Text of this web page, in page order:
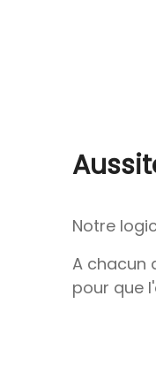
Notre
A chacun
pour que